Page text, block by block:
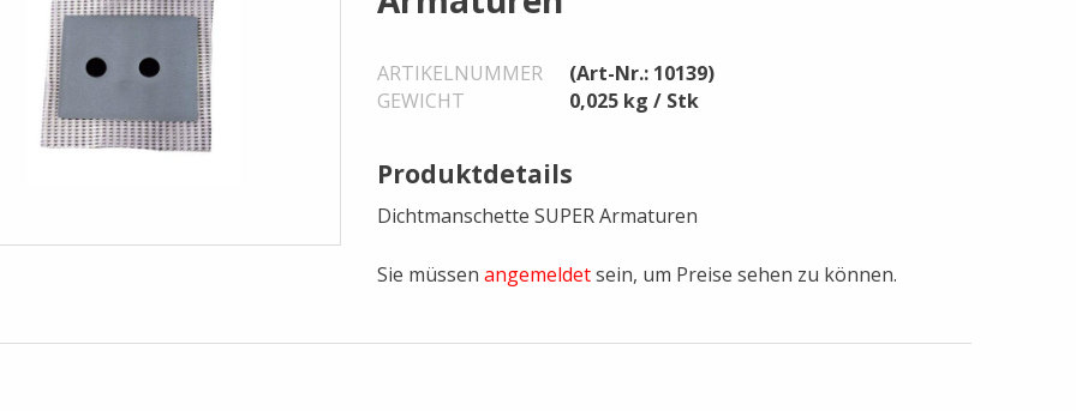
ARTIKELNUMMER
(Art-Nr.: 10139)
GEWICHT
0,025 kg / Stk
Produktdetails
Dichtmanschette SUPER Armaturen
Sie müssen angemeldetsein, um Preise sehen zu können.